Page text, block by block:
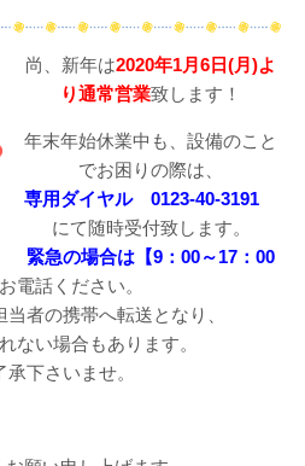
尚、新年は2020年1月6日(月)よ
り通常営業致します！
年末年始休業中も、設備のこと
でお困りの際は、
専用ダイヤル 0123-40-3191
にて随時受付致します。
緊急の場合は【9：00～17：00
電話ください。
者の携帯へ転送となり、
ない場合もあります。
下さいませ。